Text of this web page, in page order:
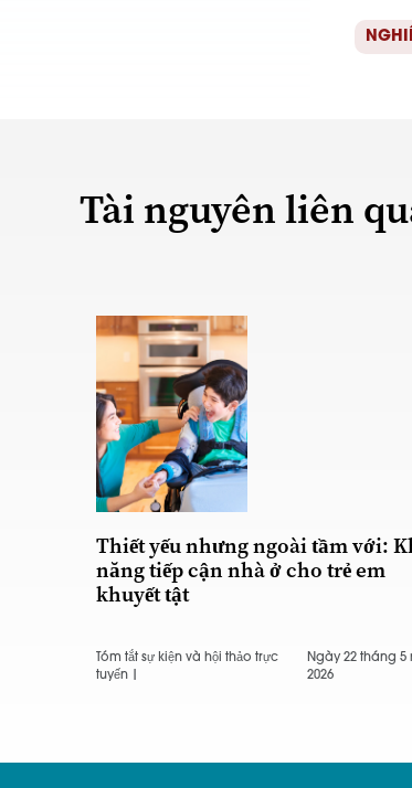
Tài nguyên liên
Thiết yếu nhưng ngoài tầm với:
năng tiếp cận nhà ở cho trẻ em
khuyết tật
Tóm tắt sự kiện và hội thảo trực
tuyến |
Ngày 22 tháng 5
2026